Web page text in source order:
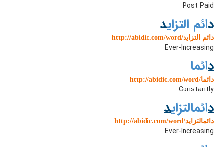
Post Paid
دائم التزاید
http://abidic.com/word/دائم التزاید
Ever-Increasing
دائما
http://abidic.com/word/دائما
Constantly
دائمالتزاید
http://abidic.com/word/دائمالتزاید
Ever-Increasing